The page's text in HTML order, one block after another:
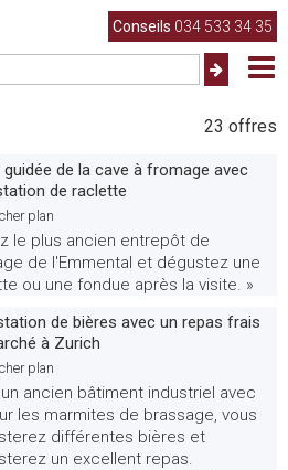
Conseils 034 533 34 35
23 offres
de la cave à fromage avec
de raclette
plan
le plus ancien entrepôt de
de l'Emmental et dégustez une
ou une fondue après la visite. »
de bières avec un repas frais
à Zurich
plan
ancien bâtiment industriel avec
les marmites de brassage, vous
différentes bières et
un excellent repas.